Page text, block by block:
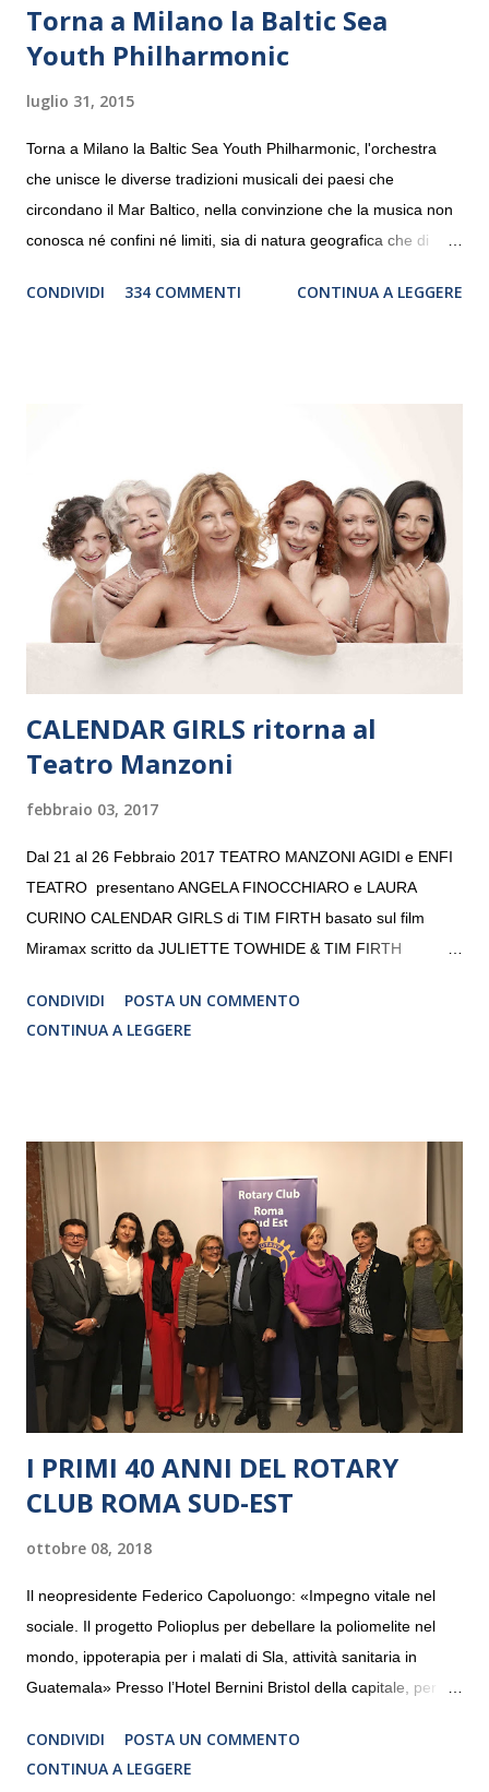
Torna a Milano la Baltic Sea
Youth Philharmonic
luglio 31, 2015
Torna a Milano la Baltic Sea Youth Philharmonic, l'orchestra
che unisce le diverse tradizioni musicali dei paesi che
circondano il Mar Baltico, nella convinzione che la musica non
conosca né confini né limiti, sia di natura geografica che di
debutterà il 10 settembre a Heiden, in Germania, e toccherà, in
“Settembre dell’Accademia” dove si esibirà per il secondo anno
consecutivo. Il pubblico milanese avrà il piacere di applaudire i
giovani artisti della Baltic Sea Youth Philharmonic per la quarta
volta. L’orchestra, fondata nel 2008 da Kristjan Järvi (affiancato
da un prestigioso consiglio di consulent...
CONDIVIDI 334 COMMENTI CONTINUA A LEGGERE
CALENDAR GIRLS ritorna al
Teatro Manzoni
febbraio 03, 2017
Dal 21 al 26 Febbraio 2017 TEATRO MANZONI AGIDI e ENFI
TEATRO presentano ANGELA FINOCCHIARO e LAURA
CURINO CALENDAR GIRLS di TIM FIRTH basato sul film
Miramax scritto da JULIETTE TOWHIDE & TIM FIRTH
CRISTINA PEZZOLI
CONDIVIDI
POSTA UN COMMENTO
CONTINUA A LEGGERE
I PRIMI 40 ANNI DEL ROTARY
CLUB ROMA SUD-EST
ottobre 08, 2018
Il neopresidente Federico Capoluongo: «Impegno vitale nel
sociale. Il progetto Polioplus per debellare la poliomelite nel
mondo, ippoterapia per i malati di Sla, attività sanitaria in
Guatemala» Presso l’Hotel Bernini Bristol della capitale, per la
programmazione del Rotary Club Roma Sud-Est che festeggia
i quaranta anni di attività. Un’occasione per raccontare al
CONDIVIDI
POSTA UN COMMENTO
CONTINUA A LEGGERE